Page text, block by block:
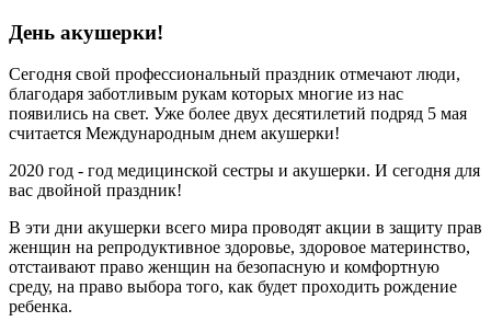
День акушерки!
Сегодня свой профессиональный праздник отмечают люди,
благодаря заботливым рукам которых многие из нас
появились на свет. Уже более двух десятилетий подряд 5 мая
считается Международным днем акушерки!
2020 год - год медицинской сестры и акушерки. И сегодня для
вас двойной праздник!
В эти дни акушерки всего мира проводят акции в защиту прав
женщин на репродуктивное здоровье, здоровое материнство,
отстаивают право женщин на безопасную и комфортную
среду, на право выбора того, как будет проходить рождение
ребенка.